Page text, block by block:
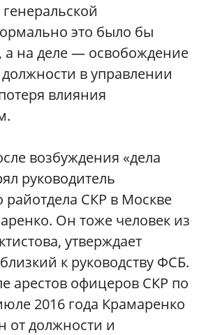
это было бы
на деле — освобождение
в управлении
влияния
возбуждения «дела
руководитель
райотдела СКР в Москве
Он тоже человек из
утверждает
к руководству ФСБ.
арестов офицеров СКР по
2016 года Крамаренко
от должности и